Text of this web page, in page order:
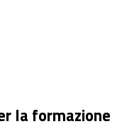
la formazione